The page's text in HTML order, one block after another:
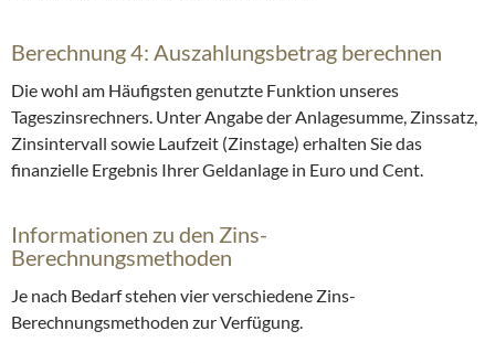
Berechnung 4: Auszahlungsbetrag berechnen
Die wohl am Häufigsten genutzte Funktion unseres
Tageszinsrechners. Unter Angabe der Anlagesumme, Zinssatz,
Zinsintervall sowie Laufzeit (Zinstage) erhalten Sie das
finanzielle Ergebnis Ihrer Geldanlage in Euro und Cent.
Informationen zu den Zins-
Berechnungsmethoden
Je nach Bedarf stehen vier verschiedene Zins-
Berechnungsmethoden zur Verfügung.